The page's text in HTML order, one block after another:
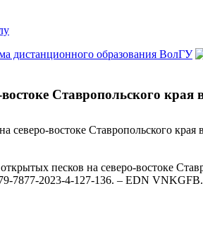
дистанционного образования ВолГУ
Ставропольского края
востоке Ставропольского края
песков на северо-востоке
7877-2023-4-127-136. – EDN VNKGFB.